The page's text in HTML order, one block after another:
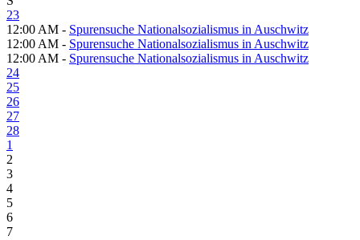
23
12:00 AM - Spurensuche Nationalsozialismus in Auschwitz
12:00 AM - Spurensuche Nationalsozialismus in Auschwitz
12:00 AM - Spurensuche Nationalsozialismus in Auschwitz
24
25
26
27
28
1
2
3
4
5
6
7